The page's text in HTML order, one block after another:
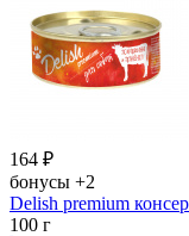
164 ₽
бонусы +2
Delish premium
100 г